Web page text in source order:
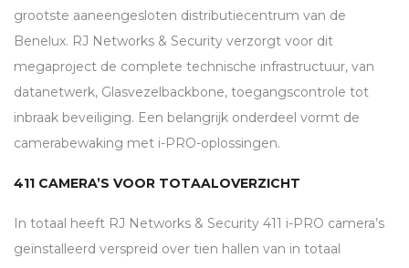
grootste aaneengesloten distributiecentrum van de
Benelux. RJ Networks & Security verzorgt voor dit
megaproject de complete technische infrastructuur, van
datanetwerk, Glasvezelbackbone, toegangscontrole tot
inbraak beveiliging. Een belangrijk onderdeel vormt de
camerabewaking met i-PRO-oplossingen.
411 CAMERA’S VOOR TOTAALOVERZICHT
In totaal heeft RJ Networks & Security 411 i-PRO camera’s
geïnstalleerd verspreid over tien hallen van in totaal